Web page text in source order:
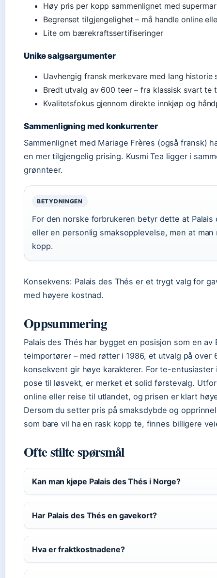
Høy pris per kopp sammenlignet med
Begrenset tilgjengelighet – må handle online
Lite om bærekraftssertifiseringer
Unike salgsargumenter
Uavhengig fransk merkevare med lang historie
Bredt utvalg av 600 teer – fra klassisk svart te
Kvalitetsfokus gjennom direkte innkjøp og
Sammenligning med konkurrenter
Sammenlignet med Mariage Frères (også fransk)
en mer tilgjengelig prising. Kusmi Tea ligger i
grønnteer.
BETYDNINGEN
For den norske forbrukeren betyr dette at
eller en personlig smaksopplevelse, men at
kopp.
Konsekvens: Palais des Thés er et trygt valg for
med høyere kostnad.
Oppsummering
Palais des Thés har bygget en posisjon som en av
teimportører – med røtter i 1986, et utvalg på over
konsekvent gir høye karakterer. For te-
pose til løsvekt, er merket et solid førstevalg.
online eller reise til utlandet, og prisen er klart
Dersom du setter pris på smaksdybde og
som bare vil ha en rask kopp te, finnes billigere
Ofte stilte spørsmål
Kan man kjøpe Palais des Thés i Norge?
Har Palais des Thés en gavekort?
Hva er fraktkostnadene?